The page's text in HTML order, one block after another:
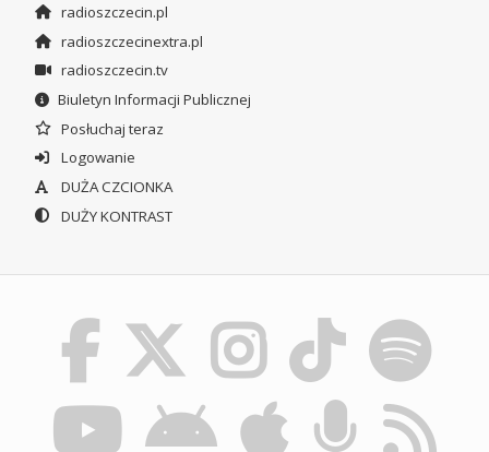
radioszczecin.pl
radioszczecinextra.pl
radioszczecin.tv
Biuletyn Informacji Publicznej
Posłuchaj teraz
Logowanie
DUŻA CZCIONKA
DUŻY KONTRAST